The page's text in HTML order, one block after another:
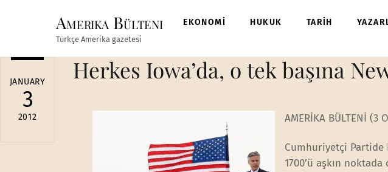
Amerika Bülteni
Türkçe Amerika gazetesi
EKONOMİ HUKUK TARİH
JANUARY
3
2012
Herkes Iowa’da, o tek başına
AMERİKA BÜLTENİ (3
Cumhuriyetçi Partide
1700’ü aşkın